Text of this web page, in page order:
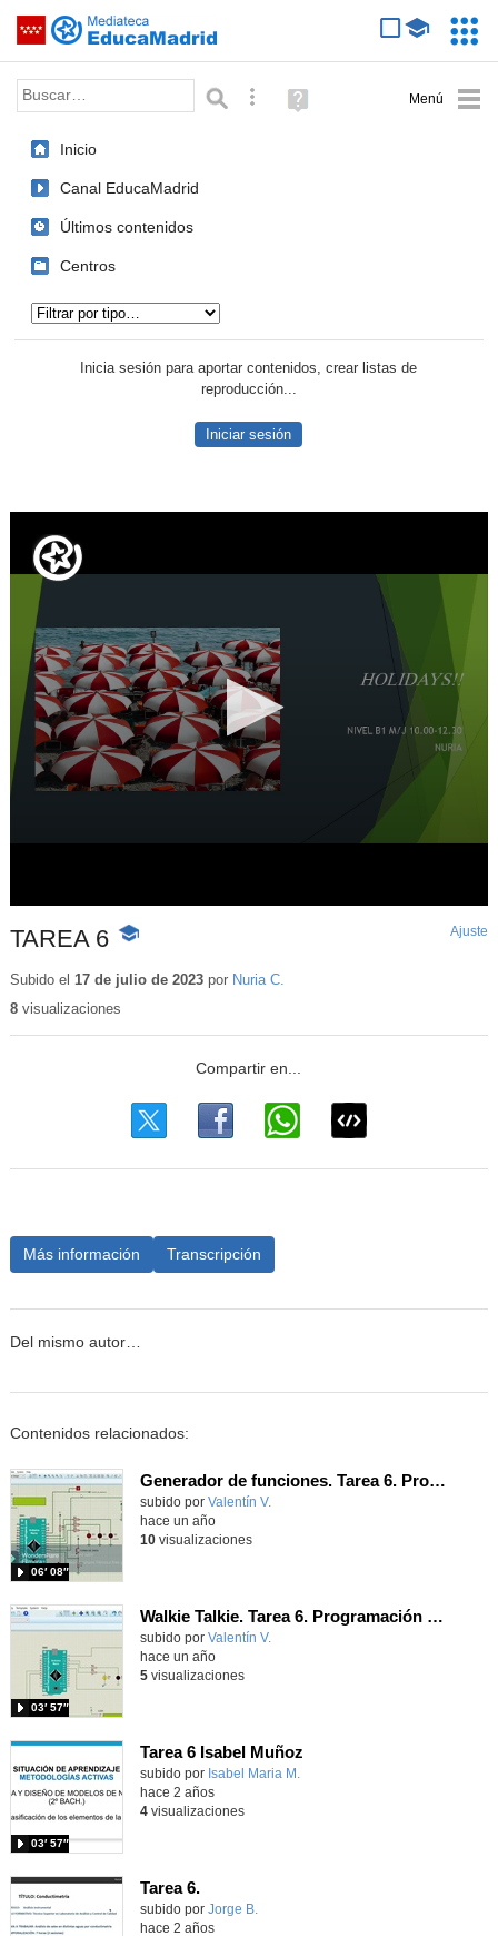
Saltar navegación
Palabra o frase: Búsqueda avanzada
Ayuda
(en
Inicio
Canal EducaMadrid
Últimos contenidos
Centros
Inicia sesión para aportar contenidos, crear listas de
reproducción...
Iniciar sesión
TAREA 6 -
educativo
Ajuste
Subido el 17 de julio de 2023por Nuria C.
8visualizaciones
Más información Transcripción
Del mismo autor…
Contenidos relacionados:
Generador de funciones. Tarea 6. Programación del display LCD.
Contenido educativo.
subido por Valentín V.
06′ 08″
hace un año
10visualizaciones
Walkie Talkie. Tarea 6. Programación del pulsador PTT
Contenido educativo.
subido por Valentín V.
03′ 57″
hace un año
5visualizaciones
Tarea 6 Isabel Muñoz
Contenido educativo.
subido por Isabel Maria M.
03′ 57″
hace 2 años
4visualizaciones
Tarea 6.
Contenido educativo.
subido por Jorge B.
hace 2 años